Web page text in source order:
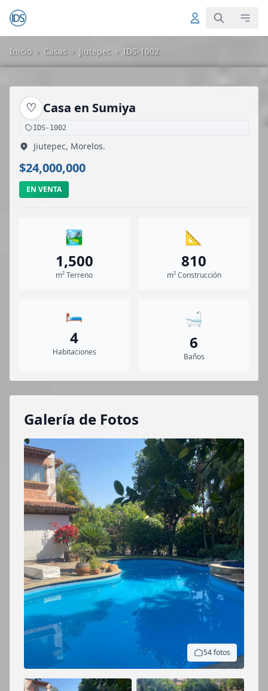
Inicio › Casas › Jiutepec › IDS-1002
♡ Casa en Sumiya
IDS-1002
Jiutepec, Morelos.
$24,000,000
EN VENTA
🏞️
1,500
m² Terreno
📐
810
m² Construcción
🛏️
4
Habitaciones
🛁
6
Baños
Galería de Fotos
54 fotos